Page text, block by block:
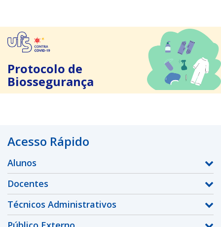
Protocolo de
Biossegurança
Acesso Rápido
Alunos
Docentes
Técnicos Administrativos